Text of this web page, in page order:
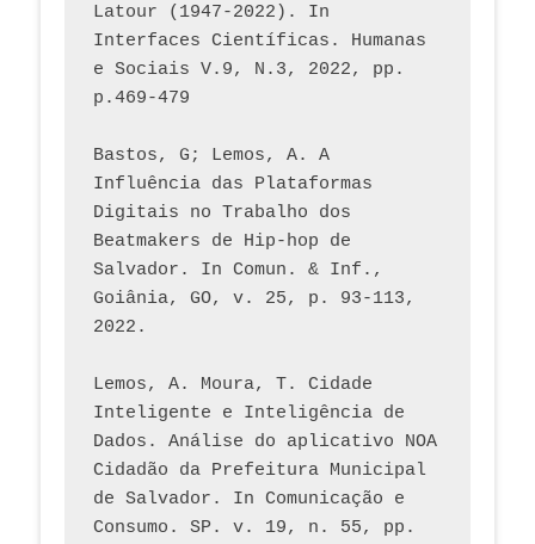
Latour (1947-2022). In
Interfaces Científicas. Humanas
e Sociais V.9, N.3, 2022, pp.
p.469-479
Bastos, G; Lemos, A. A
Influência das Plataformas
Digitais no Trabalho dos
Beatmakers de Hip-hop de
Salvador. In Comun. & Inf.,
Goiânia, GO, v. 25, p. 93-113,
2022.
Lemos, A. Moura, T. Cidade
Inteligente e Inteligência de
Dados. Análise do aplicativo NOA
Cidadão da Prefeitura Municipal
de Salvador. In Comunicação e
Consumo. SP. v. 19, n. 55, pp.